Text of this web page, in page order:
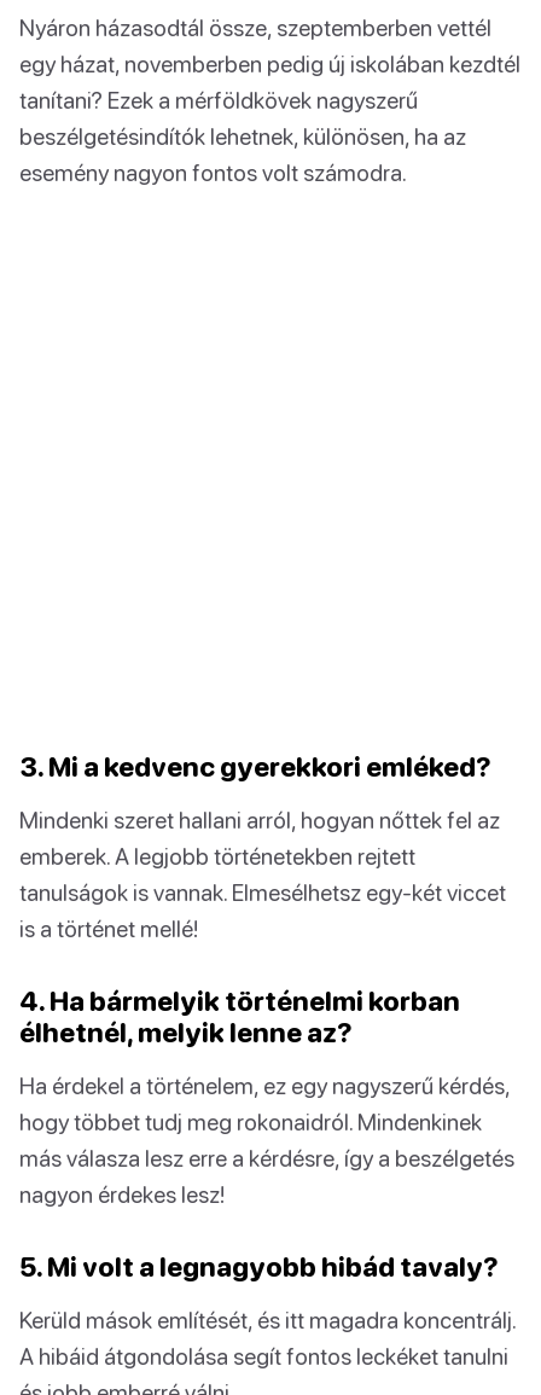
Nyáron házasodtál össze, szeptemberben vettél
egy házat, novemberben pedig új iskolában kezdtél
tanítani? Ezek a mérföldkövek nagyszerű
beszélgetésindítók lehetnek, különösen, ha az
esemény nagyon fontos volt számodra.
3. Mi a kedvenc gyerekkori emléked?
Mindenki szeret hallani arról, hogyan nőttek fel az
emberek. A legjobb történetekben rejtett
tanulságok is vannak. Elmesélhetsz egy-két viccet
is a történet mellé!
4. Ha bármelyik történelmi korban
élhetnél, melyik lenne az?
Ha érdekel a történelem, ez egy nagyszerű kérdés,
hogy többet tudj meg rokonaidról. Mindenkinek
más válasza lesz erre a kérdésre, így a beszélgetés
nagyon érdekes lesz!
5. Mi volt a legnagyobb hibád tavaly?
Kerüld mások említését, és itt magadra koncentrálj.
A hibáid átgondolása segít fontos leckéket tanulni